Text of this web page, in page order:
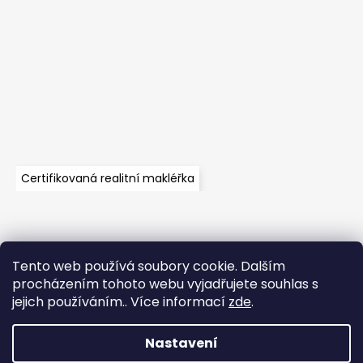
Tento web používá soubory cookie. Dalším
procházením tohoto webu vyjadřujete souhlas s
jejich používáním.. Více informací zde.
Nastavení
Certifikovaná realitní makléřka
Velkoobchod Časté dotazy Obchodní podmínky
Kontakt Vzorník mechů
Mechové stěny a zakázková výroba